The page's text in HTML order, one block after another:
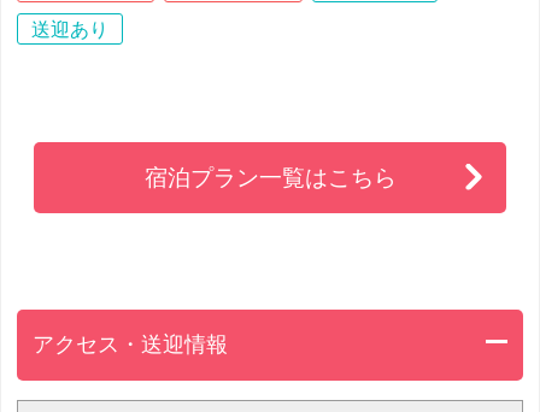
送迎あり
宿泊プラン一覧はこちら
アクセス・送迎情報